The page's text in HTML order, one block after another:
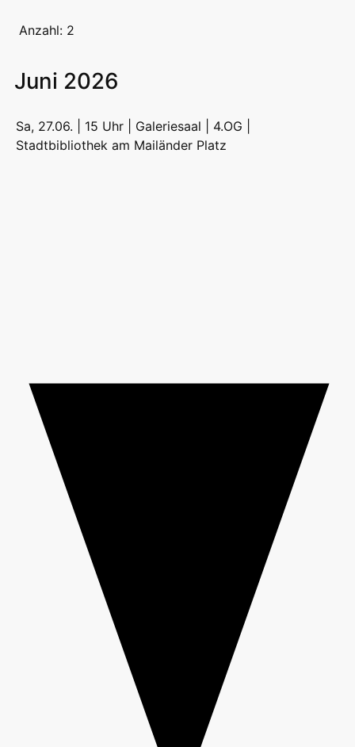
Anzahl: 2
Juni 2026
Sa, 27.06. | 15 Uhr | Galeriesaal | 4.OG |
Stadtbibliothek am Mailänder Platz